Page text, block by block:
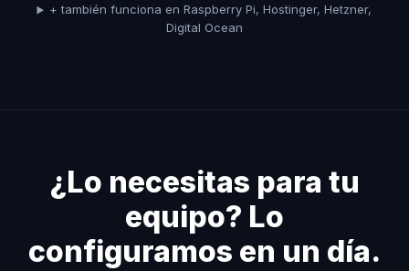
+ también funciona en Raspberry Pi, Hostinger, Hetzner,
Digital Ocean
¿Lo necesitas para tu
equipo? Lo
configuramos en un día.